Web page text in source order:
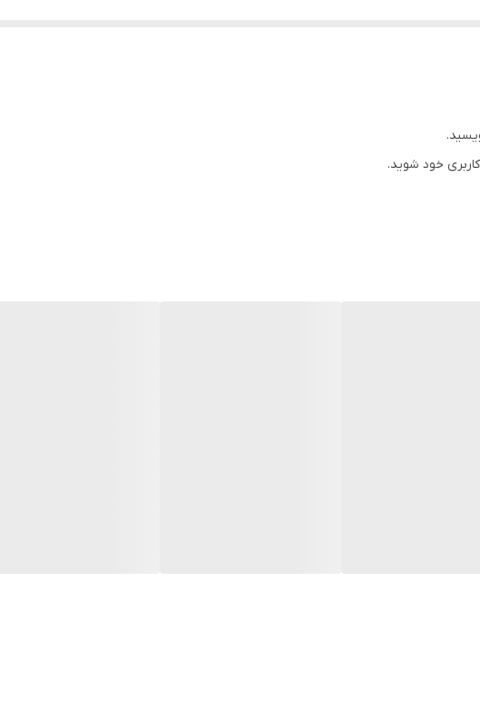
يا عوارض ريوی
بیماری‌های پوستی استفاده شده است، نباید توسط فرد دیگری مورد استفاده مجدد قرار
و چنگ زدن آن اجتناب نماييد
خود شوید.